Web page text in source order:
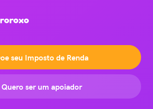
seu Imposto de Renda
Quero ser um apoiador